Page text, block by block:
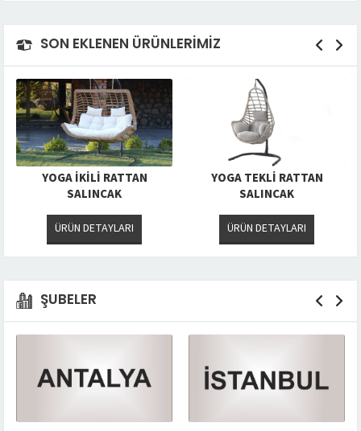
SON EKLENEN ÜRÜNLERİMİZ
YOGA İKİLİ RATTAN
SALINCAK
ÜRÜN DETAYLARI
YOGA TEKLİ RATTAN
SALINCAK
ÜRÜN DETAYLARI
ŞUBELER